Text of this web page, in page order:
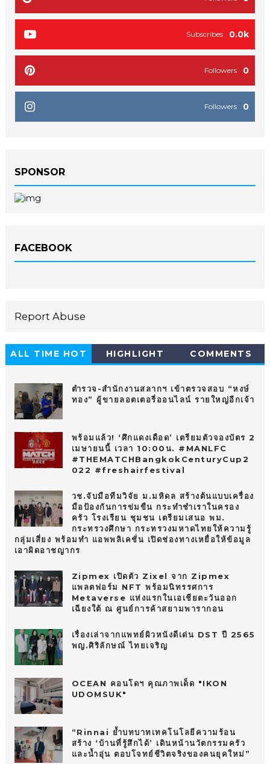
0.0k
Subscribes
0
Followers
0
Followers
SPONSOR
FACEBOOK
Report Abuse
ALL TIME HOT
HIGHLIGHT COMMENTS
ตำรวจ-สำนักงานสลากฯ เข้าตรวจสอบ “หงษ์
ทอง” ผู้ขายลอตเตอรี่ออนไลน์ รายใหญ่อีกเจ้า
พร้อมแล้ว! ‘ศึกแดงเดือด’ เตรียมตัวจองบัตร 2
เมษายนนี้ เวลา 10:00น. #MANLFC
#THEMATCHBangkokCenturyCup2
022 #freshairfestival
วช.จับมือทีมวิจัย ม.มหิดล สร้างต้นแบบเครื่อง
มือป้องกันการข่มขืน กระทำชำเราในครอง
ครัว โรงเรียน ชุมชน เตรียมเสนอ พม.
กระทรวงศึกษา กระทรวงมหาดไทยให้ความรู้
กลุ่มเสี่ยง พร้อมทำ แอพพลิเคชั่น เปิดช่องทางเหยื่อให้ข้อมูล
เอาผิดอาชญากร
Zipmex เปิดตัว Zixel จาก Zipmex
แพลตฟอร์ม NFT พร้อมนิทรรศการ
Metaverse แห่งแรกในเอเชียตะวันออก
เฉียงใต้ ณ ศูนย์การค้าสยามพารากอน
เรื่องเล่าจากแพทย์ผิวหนังดีเด่น DST ปี 2565
พญ.ศิริลักษณ์ ไทยเจริญ
OCEAN คอนโดฯ คุณภาพเด็ด "IKON
UDOMSUK"
“Rinnai ย้ำบทบาทเทคโนโลยีความร้อน
สร้าง ‘บ้านที่รู้สึกได้’ เดินหน้านวัตกรรมครัว
และน้ำอุ่น ตอบโจทย์ชีวิตจริงของคนยุคใหม่”